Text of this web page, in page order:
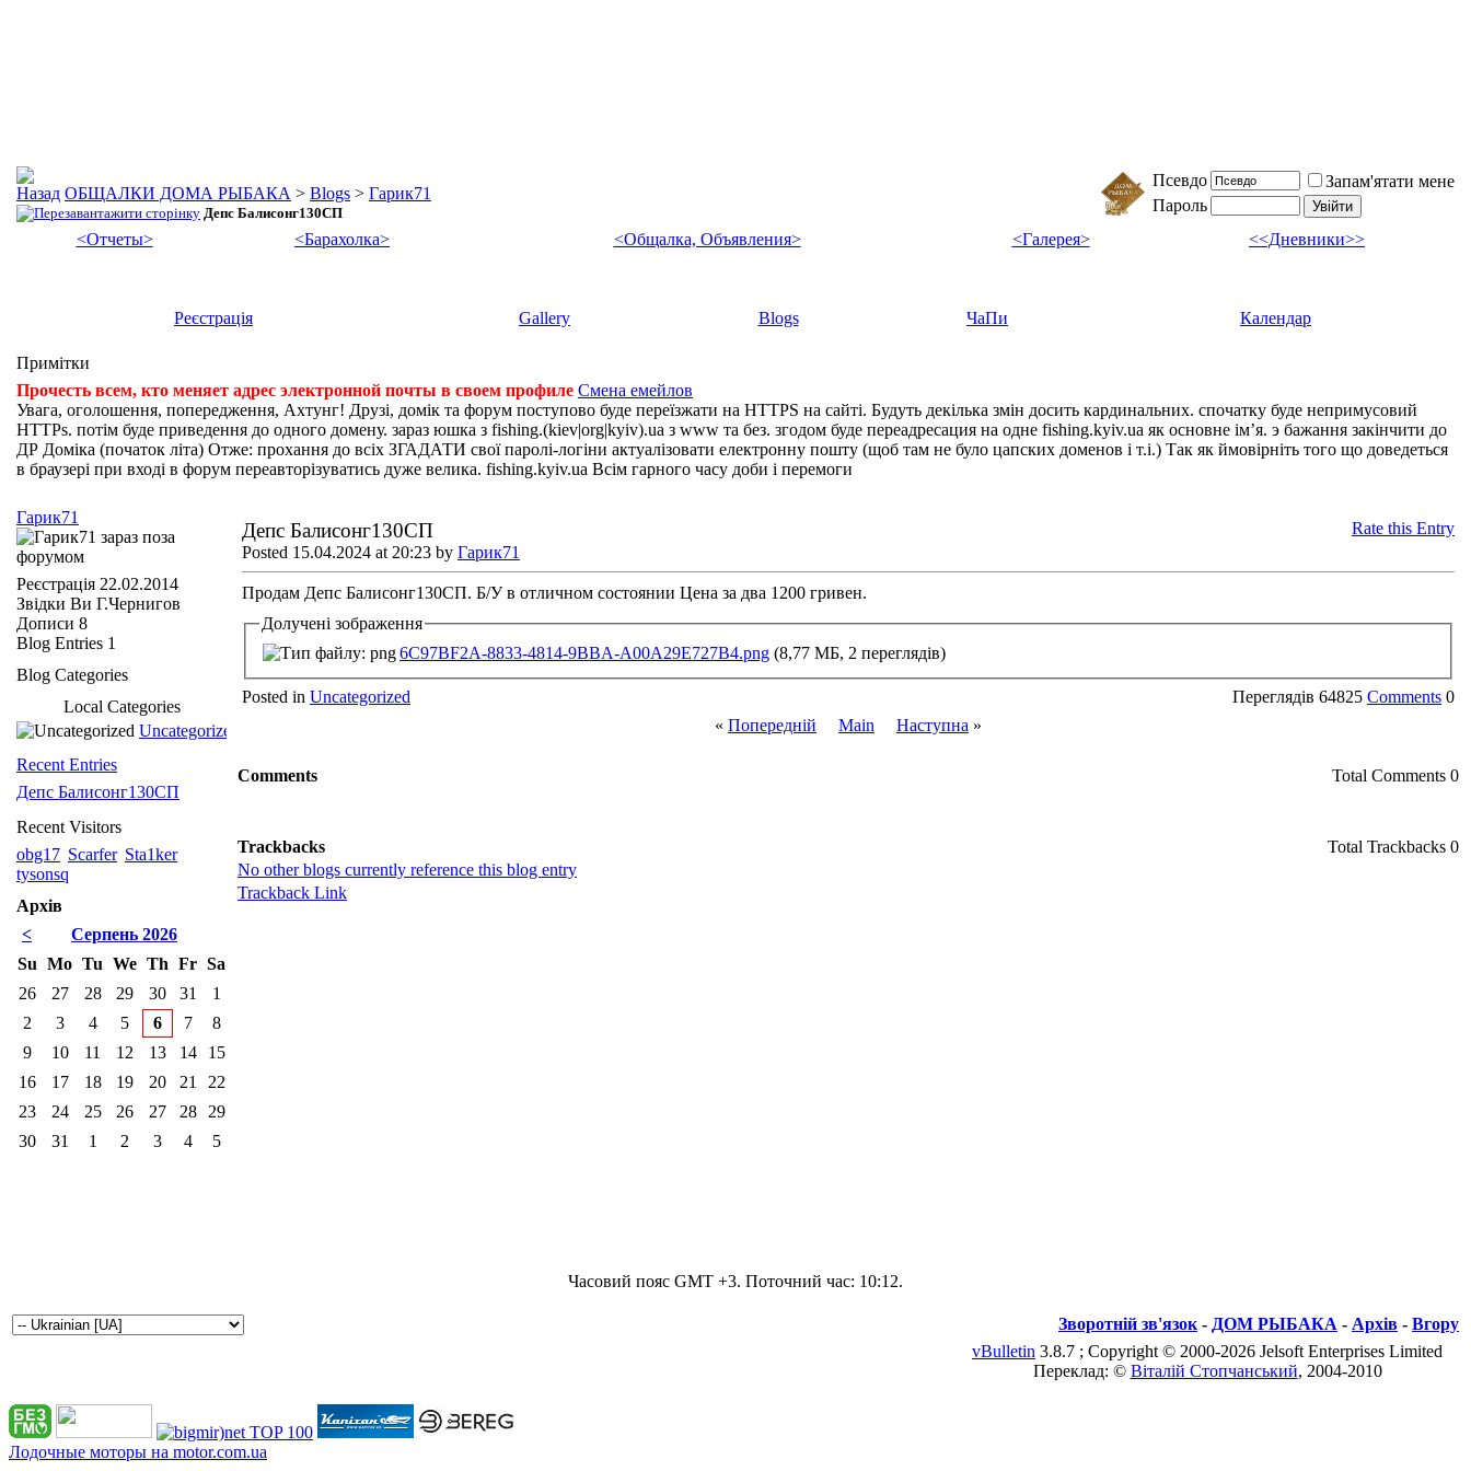
ОБЩАЛКИ ДОМА РЫБАКА > Blogs > Гарик71
Депс Балисонг130СП
Псевдо
Запам'ятати мене
Пароль
<Отчеты>
<Барахолка> <Общалка, Объявления> <Галерея> <<Дневники>>
Реєстрація Gallery Blogs ЧаПи Календар
Примітки
Прочесть всем, кто меняет адрес электронной почты в своем профиле Смена емейлов
Увага, оголошення, попередження, Ахтунг! Друзі, домік та форум поступово буде переїзжати на HTTPS на сайті. Будуть декілька змін досить кардинальних. спочатку буде непримусовий
HTTPs. потім буде приведення до одного домену. зараз юшка з fishing.(kiev|org|kyiv).ua з www та без. згодом буде переадресация на одне fishing.kyiv.ua як основне імʼя. э бажання закінчити до
ДР Доміка (початок літа) Отже: прохання до всіх ЗГАДАТИ свої паролі-логіни актуалізовати електронну пошту (щоб там не було цапских доменов і т.і.) Так як ймовірніть того що доведеться
в браузері при вході в форум переавторізуватись дуже велика. fishing.kyiv.ua Всім гарного часу доби і перемоги
Rate this Entry
Депс Балисонг130СП
Posted 15.04.2024 at 20:23 by Гарик71
Продам Депс Балисонг130СП. Б/У в отличном состоянии Цена за два 1200 гривен.
Долучені зображення
6C97BF2A-8833-4814-9BBA-A00A29E727B4.png (8,77 МБ, 2 переглядів)
Posted in Uncategorized Переглядів 64825 Comments 0
« Попередній Main Наступна »
Total Comments 0
Comments
Total Trackbacks 0
Trackbacks
No other blogs currently reference this blog entry
Trackback Link
Гарик71
Реєстрація 22.02.2014
Звідки Ви Г.Чернигов
Дописи 8
Blog Entries 1
Blog Categories
Local Categories
Uncategorized
Recent Entries
Депс Балисонг130СП
Recent Visitors
obg17 Scarfer Sta1ker
tysonsq
Архів
<
Серпень 2026
Su Mo Tu We Th Fr Sa
26
27 28 29 30 31
1
2
3 4 5 6 7
8
9
10 11 12 13 14
15
16
17 18 19 20 21
22
23
24 25 26 27 28
29
30
31 1 2 3 4 5
Часовий пояс GMT +3. Поточний час: 10:12.
Зворотній зв'язок - ДОМ РЫБАКА - Архів - Вгору
vBulletin 3.8.7 ; Copyright © 2000-2026 Jelsoft Enterprises Limited
Переклад: © Віталій Стопчанський, 2004-2010
Лодочные моторы на motor.com.ua